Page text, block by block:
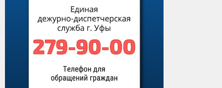
Наша работа
Обращения